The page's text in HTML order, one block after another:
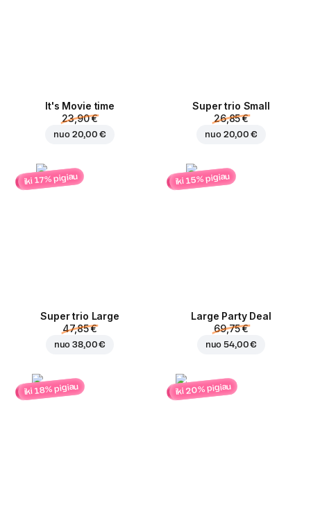
It's Movie time
23,90 €
nuo 20,00 €
Super trio Small
26,85 €
nuo 20,00 €
iki 17% pigiau
Super trio Large
47,85 €
nuo38,00 €
iki 15% pigiau
Large Party Deal
69,75 €
nuo54,00 €
iki 18% pigiau iki 20% pigiau